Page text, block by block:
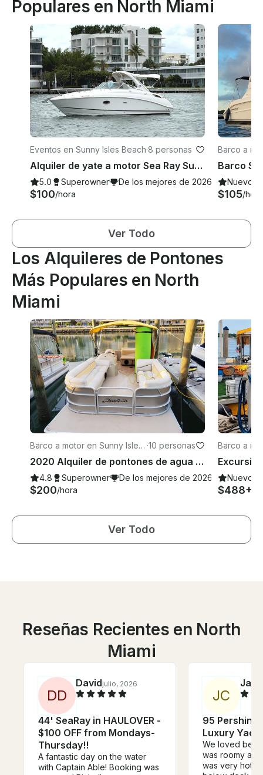
Populares en North Miami
Eventos en Sunny Isles Beach·8 personas
Alquiler de yate a motor Sea Ray Sundancer de 30 pies en Haulover, North Miami Beach
5.0 Superowner De los mejores de 2026
$100/hora
Barco a
Beach
Nuevo
$105/hora
Ver Todo
Los Alquileres de Pontones
Más Populares en North
Miami
Barco a motor en Sunny Isles
Beach
·10 personas
2020 Alquiler de pontones de agua salada en Miami Beach, Florida
4.8 Superowner De los mejores de 2026
$200/hora
Barco a
Beach
Nuevo
$488+
Ver Todo
Reseñas Recientes en North
Miami
DD
Davidjulio, 2026
44' SeaRay in HAULOVER -
$100 OFF from Mondays-
Thursday!!
A fantastic day on the water
with Captain Able! Booking was
JC
Jan
95 Pershing
Luxury
We loved
was roomy and
was very hot,